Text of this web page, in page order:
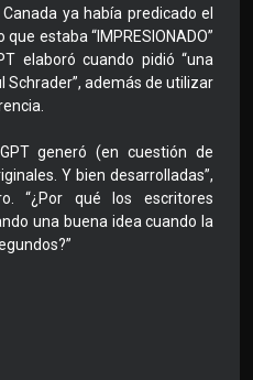
ya había predicado el
estaba “IMPRESIONADO”
elaboró ​​cuando pidió “una
Schrader”, además de utilizar
generó (en cuestión de
Y bien desarrolladas”,
“¿Por qué los escritores
una buena idea cuando la